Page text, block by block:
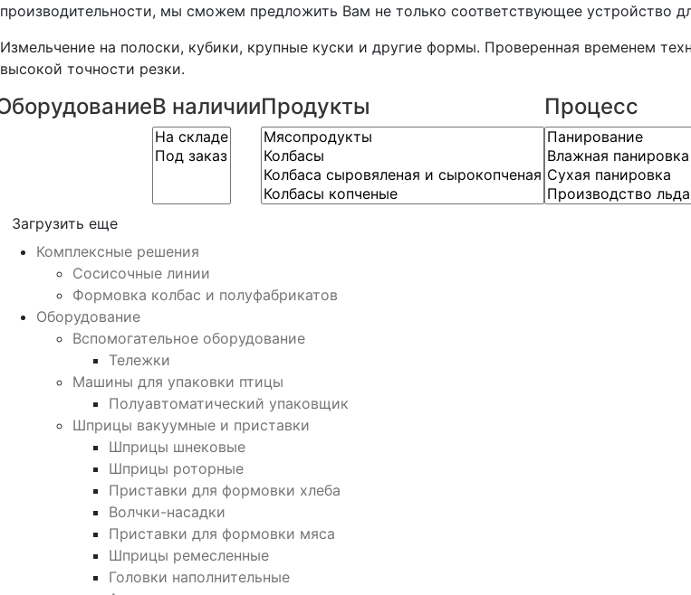
производительности, мы сможем предложить Вам не только соответствующее устройство
Измельчение на полоски, кубики, крупные куски и другие формы. Проверенная временем
высокой точности резки.
В наличииПродукты Процесс
Загрузить еще
Комплексные решения
Сосисочные линии
Формовка колбас и полуфабрикатов
Оборудование
Вспомогательное оборудование
Тележки
Машины для упаковки птицы
Полуавтоматический упаковщик
Шприцы вакуумные и приставки
Шприцы шнековые
Шприцы роторные
Приставки для формовки хлеба
Волчки-насадки
Приставки для формовки мяса
Шприцы ремесленные
Головки наполнительные